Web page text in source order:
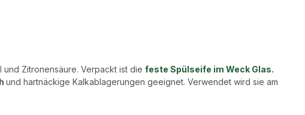
und Zitronensäure. Verpackt ist die feste Spülseife im Weck Glas.
und hartnäckige Kalkablagerungen geeignet. Verwendet wird sie am